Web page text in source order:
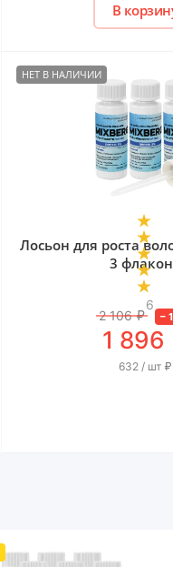
В
НЕТ В НАЛИЧИИ
6
Лосьон для роста
3
2 106 ₽ –
1 896
632 / шт ₽